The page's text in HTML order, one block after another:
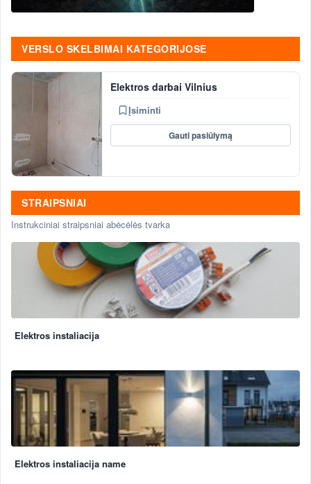
VERSLO SKELBIMAI KATEGORIJOSE
Elektros darbai Vilnius
Įsiminti
Gauti pasiūlymą
STRAIPSNIAI
Instrukciniai straipsniai abėcėlės tvarka
Elektros instaliacija
Elektros instaliacija name